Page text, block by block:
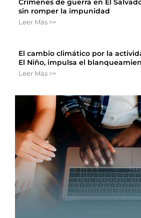
Crímenes de guerra en El
sin romper la impunidad
Leer Más >>
El cambio climático por la
El Niño, impulsa el
Leer Más >>